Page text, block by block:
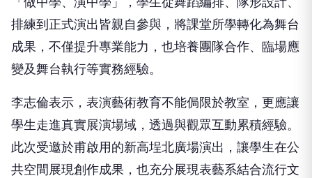
排練到正式演出皆親自參與，將課堂所學轉化為舞台
成果，不僅提升專業能力，也培養團隊合作、臨場應
變及舞台執行等實務經驗。
李志倫表示，表演藝術教育不能侷限於教室，更應讓
學生走進真實展演場域，透過與觀眾互動累積經驗。
此次受邀於甫啟用的新高埕北廣場演出，讓學生在公
共空間展現創作成果，也充分展現表藝系結合流行文